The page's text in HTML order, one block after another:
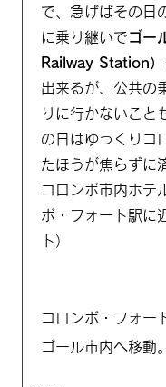
で、急げばその日
に乗り継いでゴー
Railway Station）
出来るが、公共の
りに行かないこと
の日はゆっくりコ
たほうが焦らずに
コロンボ市内ホテ
ボ・フォート駅に
ト）
コロンボ・フォー
ゴール市内へ移動。